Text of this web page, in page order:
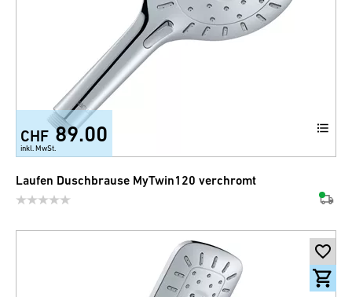
CHF 89.00
inkl. MwSt.
Laufen Duschbrause MyTwin120 verchromt